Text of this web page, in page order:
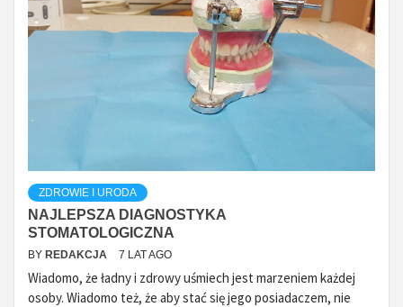
ZDROWIE I URODA
NAJLEPSZA DIAGNOSTYKA
STOMATOLOGICZNA
BY REDAKCJA 7 LAT AGO
Wiadomo, że ładny i zdrowy uśmiech jest marzeniem każdej
osoby. Wiadomo też, że aby stać się jego posiadaczem, nie